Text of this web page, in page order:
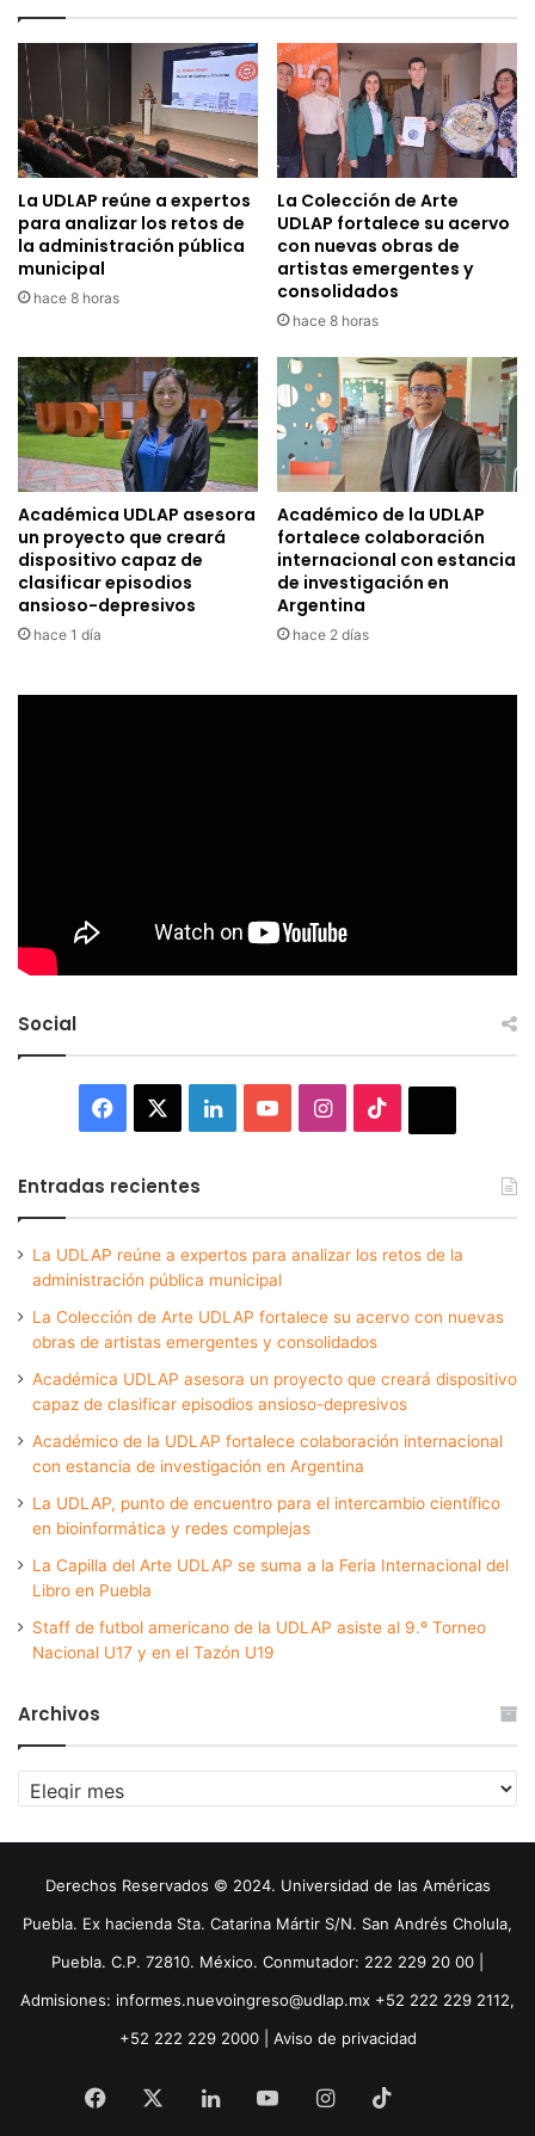
La UDLAP reúne a expertos
para analizar los retos de
la administración pública
municipal
hace 8 horas
La Colección de Arte
UDLAP fortalece su acervo
con nuevas obras de
artistas emergentes y
consolidados
hace 8 horas
Académica UDLAP asesora
un proyecto que creará
dispositivo capaz de
clasificar episodios
ansioso-depresivos
hace 1 día
Académico de la UDLAP
fortalece colaboración
internacional con estancia
de investigación en
Argentina
hace 2 días
Social
Facebook LinkedInYouTubeInstagram
Entradas recientes
La UDLAP reúne a expertos para analizar los retos de la
administración pública municipal
La Colección de Arte UDLAP fortalece su acervo con nuevas
obras de artistas emergentes y consolidados
Académica UDLAP asesora un proyecto que creará dispositivo
capaz de clasificar episodios ansioso-depresivos
Académico de la UDLAP fortalece colaboración internacional
con estancia de investigación en Argentina
La UDLAP, punto de encuentro para el intercambio científico
en bioinformática y redes complejas
La Capilla del Arte UDLAP se suma a la Feria Internacional del
Libro en Puebla
Staff de futbol americano de la UDLAP asiste al 9.º Torneo
Nacional U17 y en el Tazón U19
Archivos
Archivos
Derechos Reservados © 2024. Universidad de las Américas
Puebla. Ex hacienda Sta. Catarina Mártir S/N. San Andrés Cholula,
Puebla. C.P. 72810. México. Conmutador: 222 229 20 00 |
Admisiones: informes.nuevoingreso@udlap.mx +52 222 229 2112,
+52 222 229 2000 | Aviso de privacidad
Facebook LinkedInYouTubeInstagram